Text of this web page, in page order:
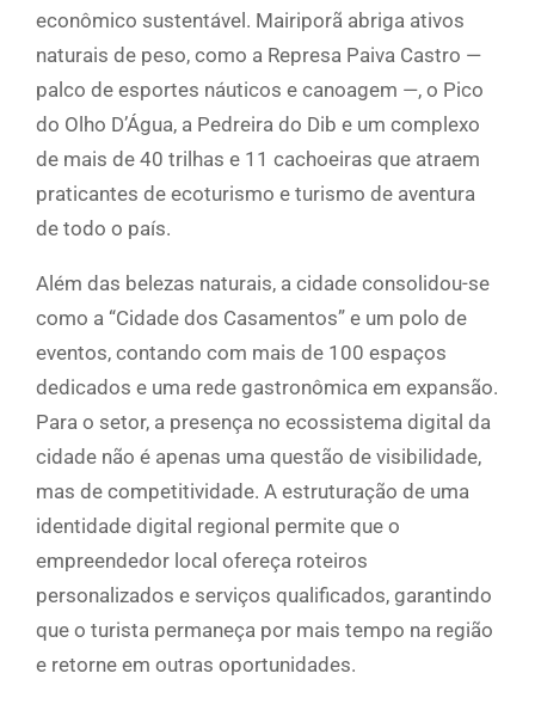
econômico sustentável. Mairiporã abriga ativos
naturais de peso, como a Represa Paiva Castro —
palco de esportes náuticos e canoagem —, o Pico
do Olho D’Água, a Pedreira do Dib e um complexo
de mais de 40 trilhas e 11 cachoeiras que atraem
praticantes de ecoturismo e turismo de aventura
de todo o país.
Além das belezas naturais, a cidade consolidou-se
como a “Cidade dos Casamentos” e um polo de
eventos, contando com mais de 100 espaços
dedicados e uma rede gastronômica em expansão.
Para o setor, a presença no ecossistema digital da
cidade não é apenas uma questão de visibilidade,
mas de competitividade. A estruturação de uma
identidade digital regional permite que o
empreendedor local ofereça roteiros
personalizados e serviços qualificados, garantindo
que o turista permaneça por mais tempo na região
e retorne em outras oportunidades.